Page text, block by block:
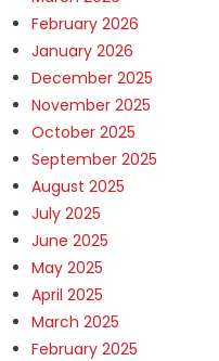
February 2026
January 2026
December 2025
November 2025
October 2025
September 2025
August 2025
July 2025
June 2025
May 2025
April 2025
March 2025
February 2025